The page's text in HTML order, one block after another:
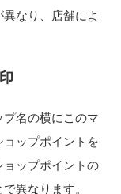
なり、店舗によ
名の横にこのマ
ップポイントを
ップポイントの
異なります。